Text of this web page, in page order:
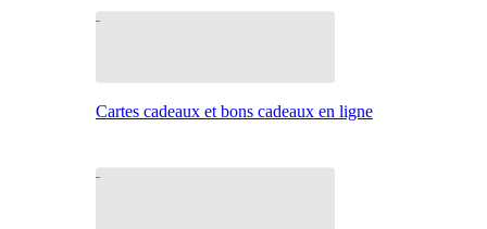
Cartes cadeaux et bons cadeaux en ligne